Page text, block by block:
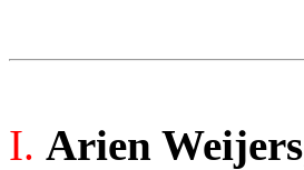
I. Arien Weijers